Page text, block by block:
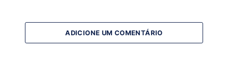
ADICIONE UM COMENTÁRIO